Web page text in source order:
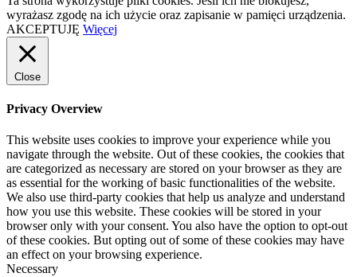
wyrażasz zgodę na ich użycie oraz zapisanie w pamięci urządzenia.
AKCEPTUJĘ Więcej
Close
Privacy Overview
This website uses cookies to improve your experience while you
navigate through the website. Out of these cookies, the cookies that
are categorized as necessary are stored on your browser as they are
as essential for the working of basic functionalities of the website.
We also use third-party cookies that help us analyze and understand
how you use this website. These cookies will be stored in your
browser only with your consent. You also have the option to opt-out
of these cookies. But opting out of some of these cookies may have
an effect on your browsing experience.
Necessary